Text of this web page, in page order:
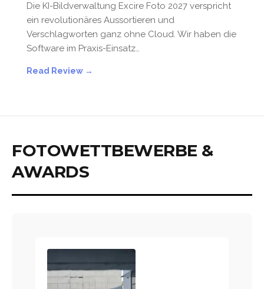
Die KI-Bildverwaltung Excire Foto 2027 verspricht
ein revolutionäres Aussortieren und
Verschlagworten ganz ohne Cloud. Wir haben die
Software im Praxis-Einsatz…
Read Review →
FOTOWETTBEWERBE &
AWARDS